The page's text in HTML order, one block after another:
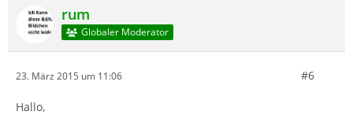
rum
Globaler Moderator
23. März 2015 um 11:06 #6
Hallo,